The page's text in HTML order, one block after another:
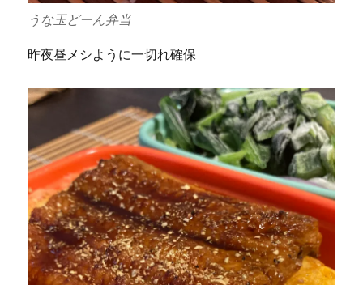
うな玉どーん弁当
昨夜昼メシように一切れ確保